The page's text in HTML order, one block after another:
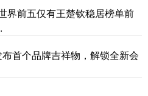
界前五仅有王楚钦稳居榜单前
首个品牌吉祥物，解锁全新会